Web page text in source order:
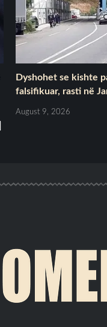
Dyshohet se kishte
falsifikuar, rasti në
August 9, 2026